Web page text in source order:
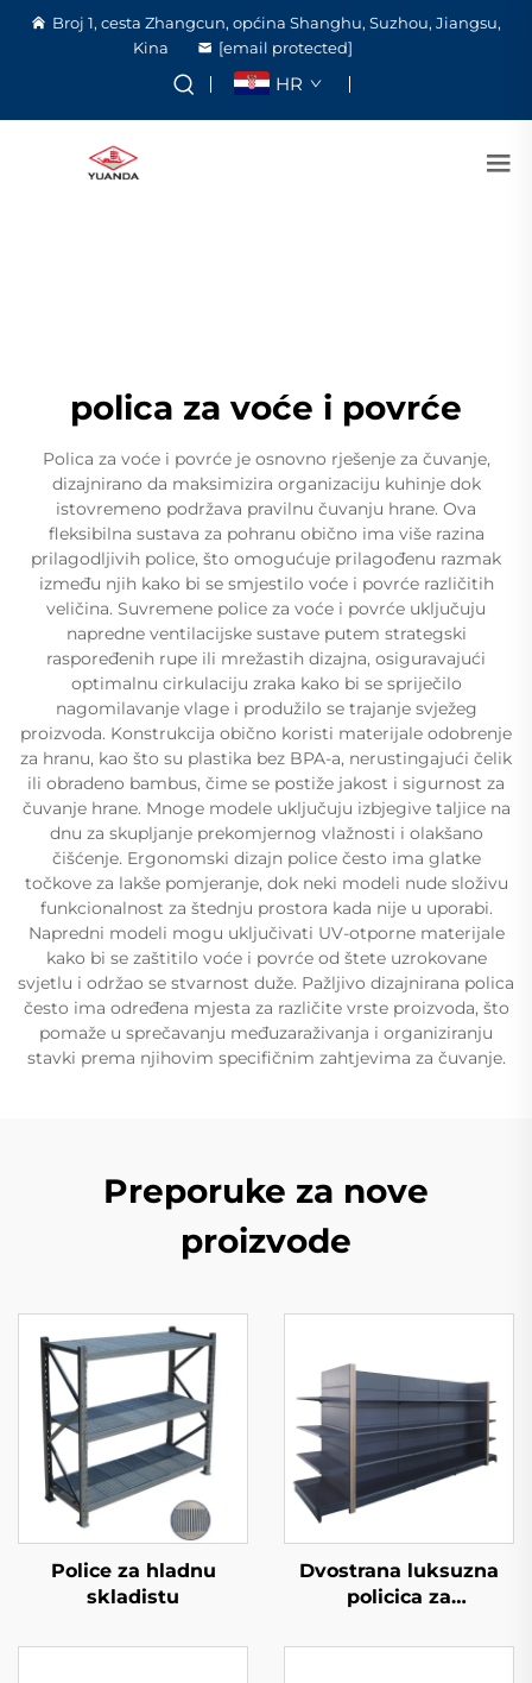
Broj 1, cesta Zhangcun, općina Shanghu, Suzhou, Jiangsu,
Kina
[email protected]
HR
polica za voće i povrće
Polica za voće i povrće je osnovno rješenje za čuvanje,
dizajnirano da maksimizira organizaciju kuhinje dok
istovremeno podržava pravilnu čuvanju hrane. Ova
fleksibilna sustava za pohranu obično ima više razina
prilagodljivih police, što omogućuje prilagođenu razmak
između njih kako bi se smjestilo voće i povrće različitih
veličina. Suvremene police za voće i povrće uključuju
napredne ventilacijske sustave putem strategski
raspoređenih rupe ili mrežastih dizajna, osiguravajući
optimalnu cirkulaciju zraka kako bi se spriječilo
nagomilavanje vlage i produžilo se trajanje svježeg
proizvoda. Konstrukcija obično koristi materijale odobrenje
za hranu, kao što su plastika bez BPA-a, nerustingajući čelik
ili obradeno bambus, čime se postiže jakost i sigurnost za
čuvanje hrane. Mnoge modele uključuju izbjegive taljice na
dnu za skupljanje prekomjernog vlažnosti i olakšano
čišćenje. Ergonomski dizajn police često ima glatke
točkove za lakše pomjeranje, dok neki modeli nude složivu
funkcionalnost za štednju prostora kada nije u uporabi.
Napredni modeli mogu uključivati UV-otporne materijale
kako bi se zaštitilo voće i povrće od štete uzrokovane
svjetlu i održao se stvarnost duže. Pažljivo dizajnirana polica
često ima određena mjesta za različite vrste proizvoda, što
pomaže u sprečavanju međuzaraživanja i organiziranju
stavki prema njihovim specifičnim zahtjevima za čuvanje.
Preporuke za nove
proizvode
Police za hladnu
skladistu
Dvostrana luksuzna
policica za